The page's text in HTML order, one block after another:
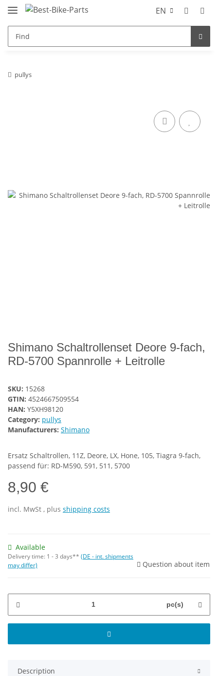
EN
pullys
Shimano Schaltrollenset Deore 9-fach,
RD-5700 Spannrolle + Leitrolle
SKU: 15268
GTIN: 4524667509554
HAN: Y5XH98120
Category: pullys
Manufacturers: Shimano
Ersatz Schaltrollen, 11Z, Deore, LX, Hone, 105, Tiagra 9-fach,
passend für: RD-M590, 591, 511, 5700
8,90 €
incl. MwSt , plus shipping costs
Available
Delivery time: 1 - 3 days** (DE - int. shipments
may differ)
Question about item
pc(s)
Description